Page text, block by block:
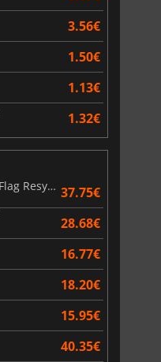
3.56€
1.50€
1.13€
1.32€
Assassin's Creed Black Flag Resynced 37.75€
28.68€
16.77€
18.20€
15.95€
40.35€